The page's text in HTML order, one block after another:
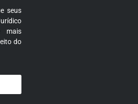
seus
mais
do